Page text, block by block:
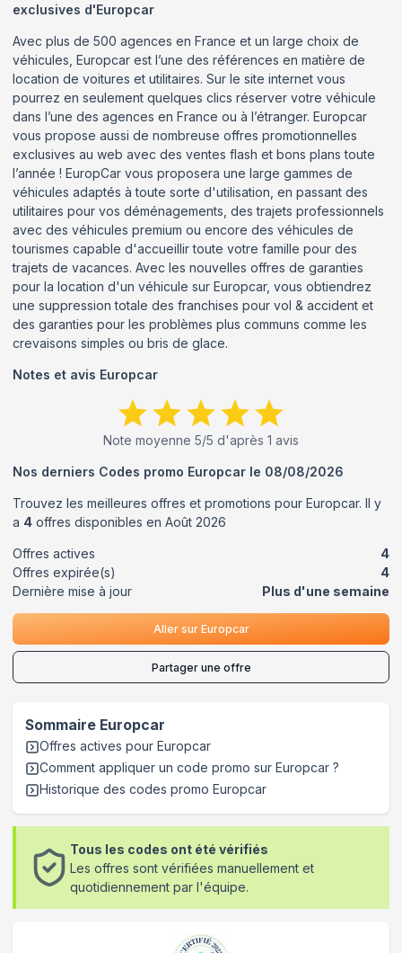
exclusives d'Europcar
Avec plus de 500 agences en France et un large choix de
véhicules, Europcar est l’une des références en matière de
location de voitures et utilitaires. Sur le site internet vous
pourrez en seulement quelques clics réserver votre véhicule
dans l’une des agences en France ou à l’étranger. Europcar
vous propose aussi de nombreuse offres promotionnelles
exclusives au web avec des ventes flash et bons plans toute
l’année ! EuropCar vous proposera une large gammes de
véhicules adaptés à toute sorte d'utilisation, en passant des
utilitaires pour vos déménagements, des trajets professionnels
avec des véhicules premium ou encore des véhicules de
tourismes capable d'accueillir toute votre famille pour des
trajets de vacances. Avec les nouvelles offres de garanties
pour la location d'un véhicule sur Europcar, vous obtiendrez
une suppression totale des franchises pour vol & accident et
des garanties pour les problèmes plus communs comme les
crevaisons simples ou bris de glace.
Notes et avis Europcar
Note moyenne 5/5 d'après 1 avis
Nos derniers Codes promo Europcar le 08/08/2026
Trouvez les meilleures offres et promotions pour Europcar. Il y
a 4 offres disponibles en Août 2026
Offres actives
4
Offres expirée(s)
4
Dernière mise à jour
Plus d'une semaine
Aller sur Europcar
Partager une offre
Sommaire Europcar
Offres actives pour Europcar
Comment appliquer un code promo sur Europcar ?
Historique des codes promo Europcar
Tous les codes ont été vérifiés
Les offres sont vérifiées manuellement et
quotidiennement par l'équipe.